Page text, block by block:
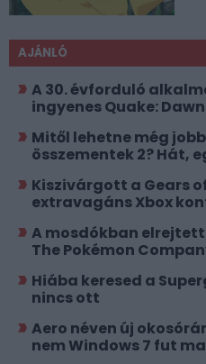
AJÁNLÓ
A 30. évforduló
ingyenes Quake:
Mitől lehetne még
összementek 2? Hát,
Kiszivárgott a Gears
extravagáns Xbox
A mosdókban
The Pokémon
Hiába keresed a
nincs ott
Aero néven új
nem Windows 7 fut